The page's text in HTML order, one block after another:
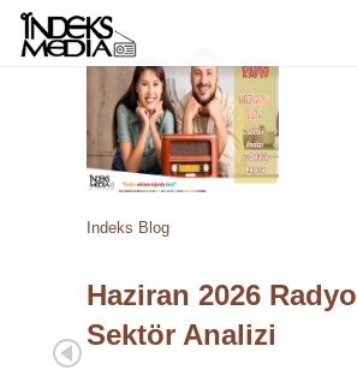
Indeks Blog
Haziran 2026 Radyo
Sektör Analizi